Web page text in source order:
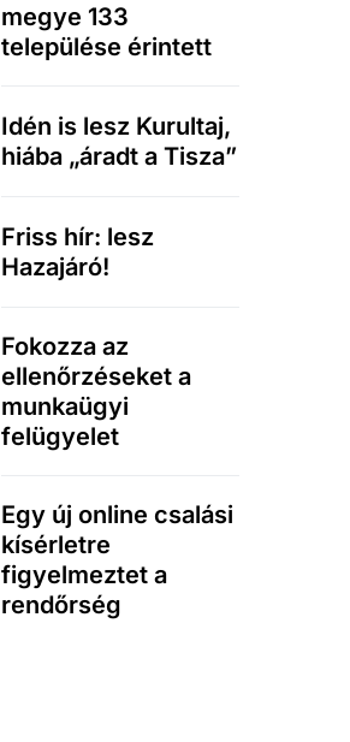
megye 133
települése érintett
Idén is lesz Kurultaj,
hiába „áradt a Tisza”
Friss hír: lesz
Hazajáró!
Fokozza az
ellenőrzéseket a
munkaügyi
felügyelet
Egy új online csalási
kísérletre
figyelmeztet a
rendőrség